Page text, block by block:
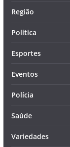
Região
Política
Esportes
Eventos
Polícia
Saúde
Variedades